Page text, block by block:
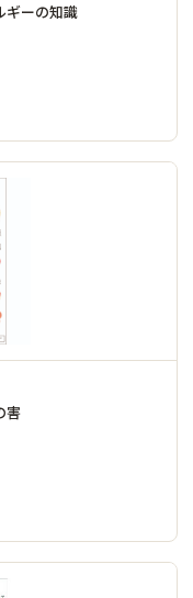
ーの知識
害